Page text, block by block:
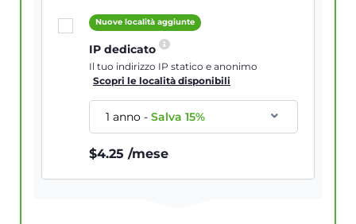
Nuove località aggiunte
IP dedicato
Il tuo indirizzo IP statico e anonimo
Scopri le località disponibili
1 anno-Salva15%
$4.25 /mese